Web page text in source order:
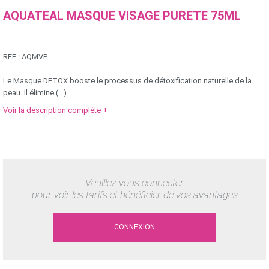
AQUATEAL MASQUE VISAGE PURETE 75ML
REF : AQMVP
Le Masque DETOX booste le processus de détoxification naturelle de la
peau. Il élimine (...)
Voir la description complète +
Veuillez vous connecter
pour voir les tarifs et bénéficier de vos avantages
CONNEXION